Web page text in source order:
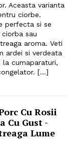
Aceasta varianta
ciorbe.
perfecta si se
sau
aroma. Veti
ardei si verdeata
la cumaparaturi,
[…]
Cu Rosii
Cu Gust -
Lume